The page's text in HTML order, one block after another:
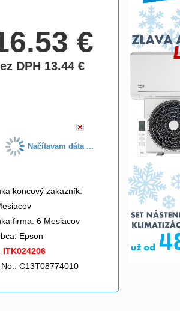
€
DPH 13.44€
Načítavam dáta ...
koncový zákazník:
firma: 6 Mesiacov
Epson
ITK024206
No.: C13T08774010